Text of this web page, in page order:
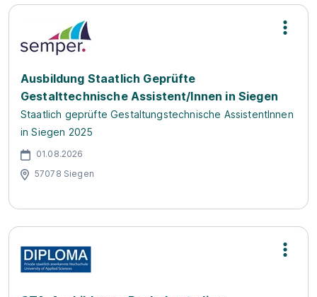
Ausbildung Staatlich Geprüfte
Gestalttechnische Assistent/Innen in Siegen
Staatlich geprüfte Gestaltungstechnische AssistentInnen
in Siegen 2025
01.08.2026
57078 Siegen